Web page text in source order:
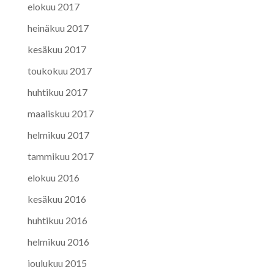
elokuu 2017
heinäkuu 2017
kesäkuu 2017
toukokuu 2017
huhtikuu 2017
maaliskuu 2017
helmikuu 2017
tammikuu 2017
elokuu 2016
kesäkuu 2016
huhtikuu 2016
helmikuu 2016
joulukuu 2015